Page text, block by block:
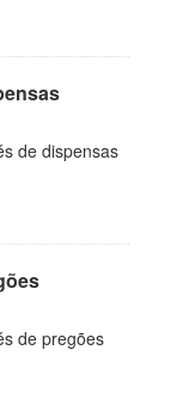
de dispensas
de pregões